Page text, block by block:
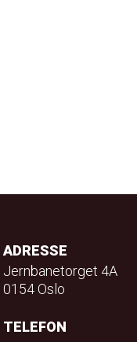
ADRESSE
Jernbanetorget 4A
0154 Oslo
TELEFON